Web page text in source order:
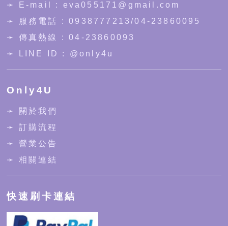
➛ E-mail : eva055171@gmail.com
➛ 服務電話 :0938777213/04-23860095
➛ 傳真熱線 : 04-23860093
➛ LINE ID : @only4u
Only4U
➛ 關於我們
➛ 訂購流程
➛ 營業公告
➛ 相關連結
快速刷卡連結